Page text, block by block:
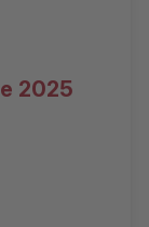
2025